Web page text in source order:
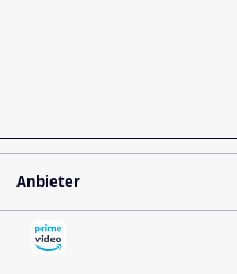
Anbieter